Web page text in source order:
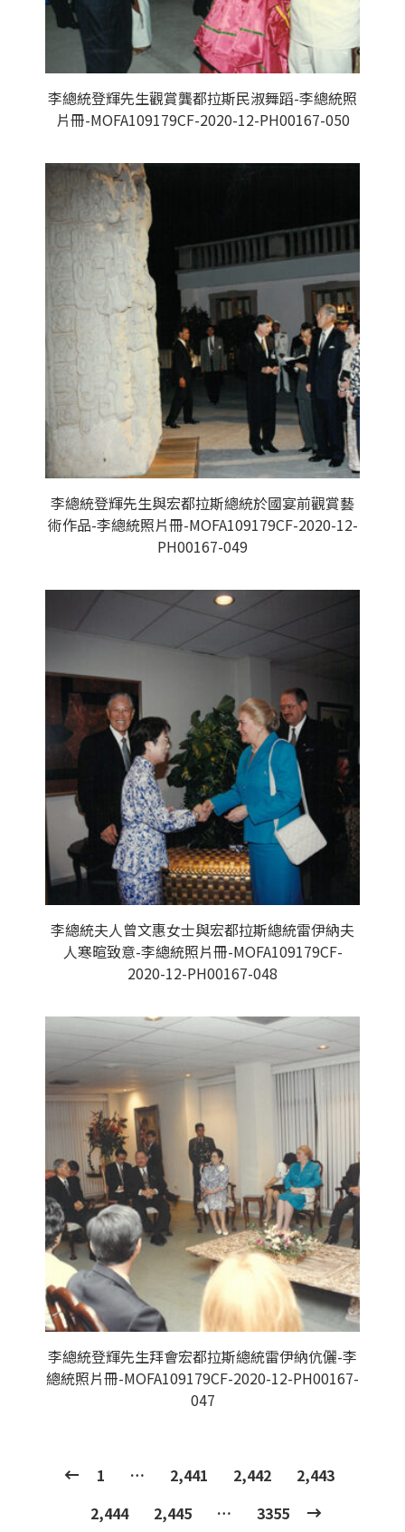
李總統登輝先生觀賞龔都拉斯民淑舞蹈-李總統照
片冊-MOFA109179CF-2020-12-PH00167-050
李總統登輝先生與宏都拉斯總統於國宴前觀賞藝
術作品-李總統照片冊-MOFA109179CF-2020-12-
PH00167-049
李總統夫人曾文惠女士與宏都拉斯總統雷伊納夫
人寒暄致意-李總統照片冊-MOFA109179CF-
2020-12-PH00167-048
李總統登輝先生拜會宏都拉斯總統雷伊納伉儷-李
總統照片冊-MOFA109179CF-2020-12-PH00167-
047
1 … 2,441 2,442
2,443
2,444
2,445 … 3355